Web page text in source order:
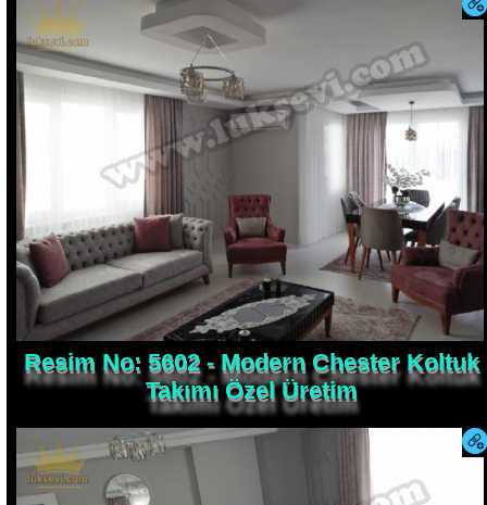
Resim No: 5602 - Modern Chester Koltuk
Takımı Özel Üretim